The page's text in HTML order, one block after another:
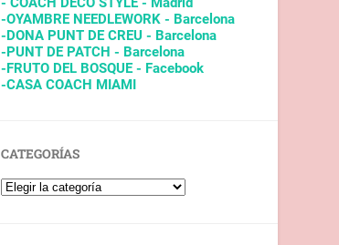
-OYAMBRE NEEDLEWORK - Barcelona
-DONA PUNT DE CREU - Barcelona
-PUNT DE PATCH - Barcelona
-FRUTO DEL BOSQUE - Facebook
-CASA COACH MIAMI
CATEGORÍAS